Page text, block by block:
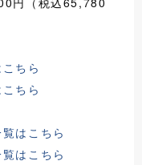
ちら
ちら
はこちら
はこちら